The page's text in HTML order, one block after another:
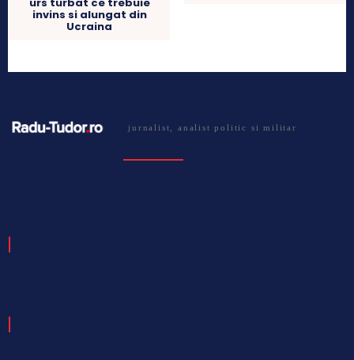
invins si alungat din
Ucraina
jurnalist, analist politic si militar